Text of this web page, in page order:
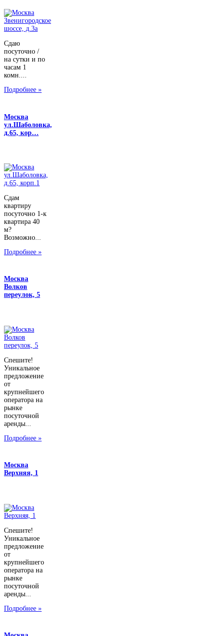
Сдаю
посуточно /
на сутки и по
часам 1
комн....
Подробнее »
Москва
ул.Шаболовка,
д.65, кор…
Сдам
квартиру
посуточно 1-к
квартира 40
м?
Возможно...
Подробнее »
Москва
Волков
переулок, 5
Спешите!
Уникальное
предложение
от
крупнейшего
оператора на
рынке
посуточной
аренды...
Подробнее »
Москва
Верхняя, 1
Спешите!
Уникальное
предложение
от
крупнейшего
оператора на
рынке
посуточной
аренды...
Подробнее »